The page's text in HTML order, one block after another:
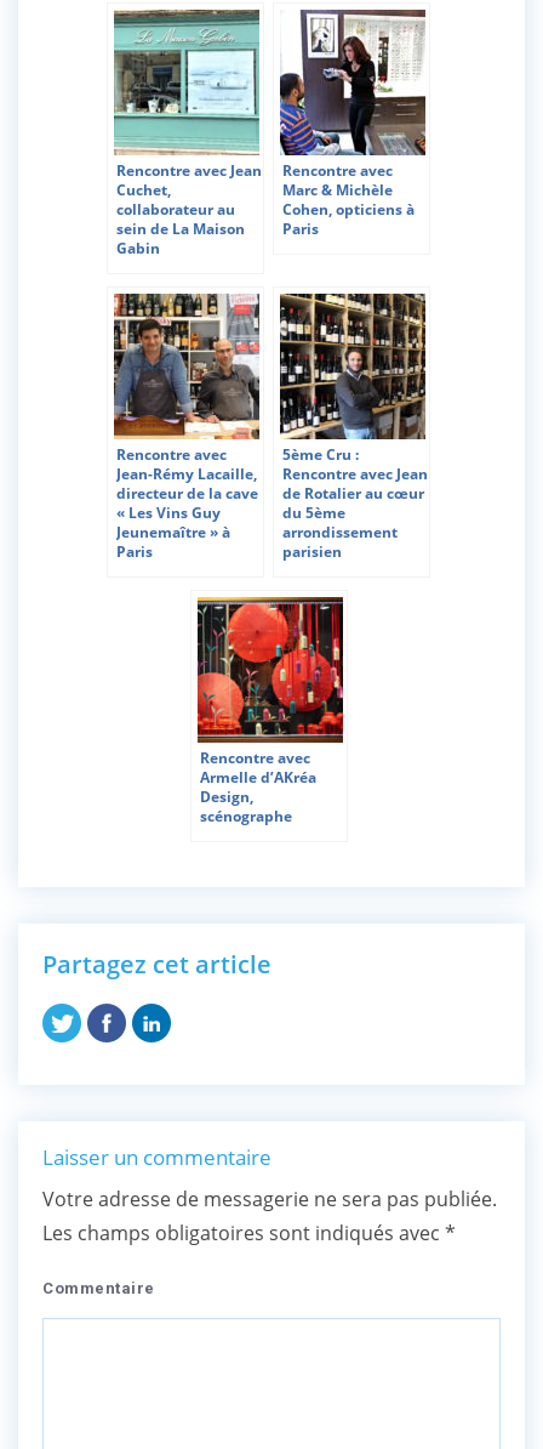
Rencontre avec Jean
Cuchet,
collaborateur au
sein de La Maison
Gabin
Rencontre avec
Marc & Michèle
Cohen, opticiens à
Paris
Rencontre avec
Jean-Rémy Lacaille,
directeur de la cave
« Les Vins Guy
Jeunemaître » à
Paris
5ème Cru :
Rencontre avec Jean
de Rotalier au cœur
du 5ème
arrondissement
parisien
Rencontre avec
Armelle d’AKréa
Design,
scénographe
Partagez cet article
Laisser un commentaire
Votre adresse de messagerie ne sera pas publiée.
Les champs obligatoires sont indiqués avec *
Commentaire